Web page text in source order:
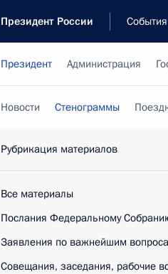
Президент России События
Президент Администрация
Новости Стенограммы
Рубрикация материалов
Все материалы
Послания Федеральному
Заявления по важнейшим
Совещания, заседания, рабочие